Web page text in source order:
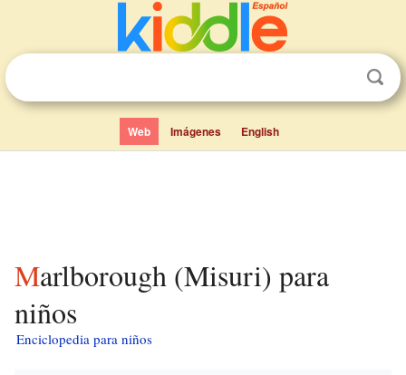
Web Imágenes English
Marlborough (Misuri) para
niños
Enciclopedia para niños